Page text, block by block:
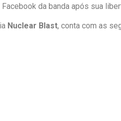
da banda após sua
Nuclear Blast, conta com as